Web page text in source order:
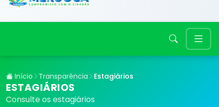
Início Transparência Estagiários
ESTAGIÁRIOS
Consulte os estagiários